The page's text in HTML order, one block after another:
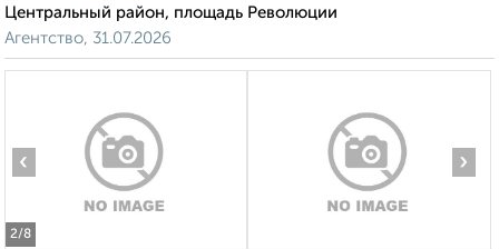
Центральный район, площадь Революции
Агентство, 31.07.2026
2/8
‹ ›